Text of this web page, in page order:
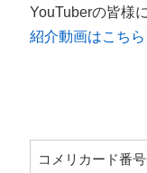
YouTuberの皆様
紹介動画はこちら
コメリカード番